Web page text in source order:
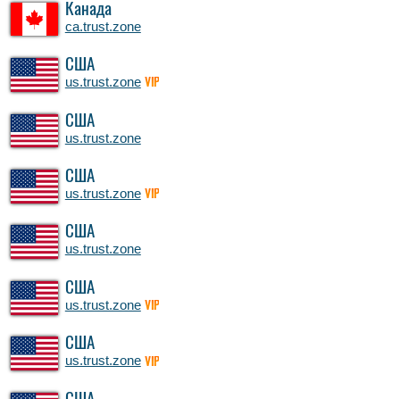
Канада
ca.trust.zone
США
us.trust.zone VIP
США
us.trust.zone
США
us.trust.zone VIP
США
us.trust.zone
США
us.trust.zone VIP
США
us.trust.zone VIP